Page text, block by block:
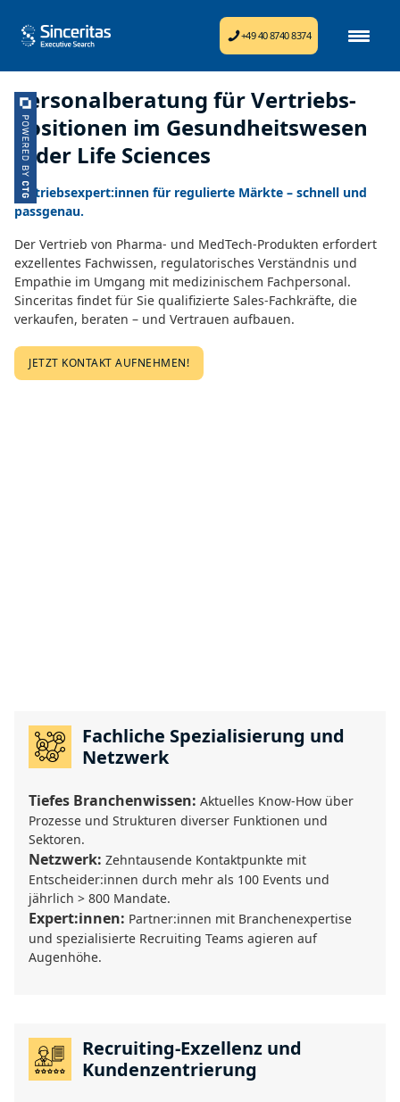
+49 40 8740 8374
Personalberatung für Vertriebs-
Positionen im Gesundheitswesen
& der Life Sciences
Vertriebsexpert:innen für regulierte Märkte – schnell und
passgenau.
Der Vertrieb von Pharma- und MedTech-Produkten erfordert
exzellentes Fachwissen, regulatorisches Verständnis und
Empathie im Umgang mit medizinischem Fachpersonal.
Sinceritas findet für Sie qualifizierte Sales-Fachkräfte, die
verkaufen, beraten – und Vertrauen aufbauen.
JETZT KONTAKT AUFNEHMEN!
Fachliche Spezialisierung und
Netzwerk
Tiefes Branchenwissen: Aktuelles Know-How über
Prozesse und Strukturen diverser Funktionen und
Sektoren.
Netzwerk: Zehntausende Kontaktpunkte mit
Entscheider:innen durch mehr als 100 Events und
jährlich > 800 Mandate.
Expert:innen: Partner:innen mit Branchenexpertise
und spezialisierte Recruiting Teams agieren auf
Augenhöhe.
Recruiting-Exzellenz und
Kundenzentrierung